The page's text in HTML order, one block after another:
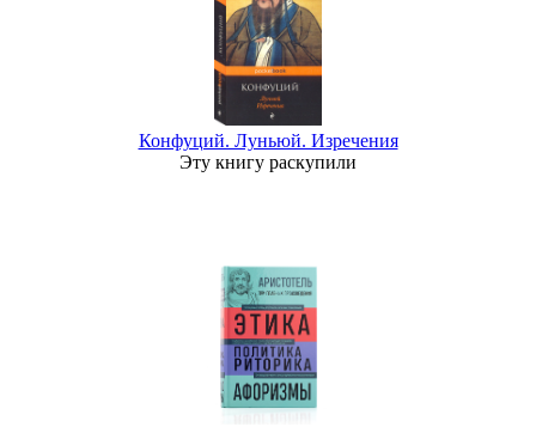
Конфуций. Луньюй. Изречения
Эту книгу раскупили